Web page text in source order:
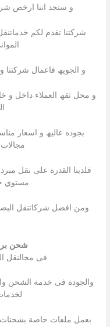
و ستجد اننا ارخص
شركتنا تقدم لكم
و الجویھ فاعمال شركتنا
و محل ثقھ العملاء داخل و
بجوده عالیھ و اسعار
فلدينا القدرة على نقل
مستوي
ومن افضل شركاتنقل
شحن
فى مجالنقل
والجودة فى خدمة الشحن
بعمل ملفات خاصة بشحنات